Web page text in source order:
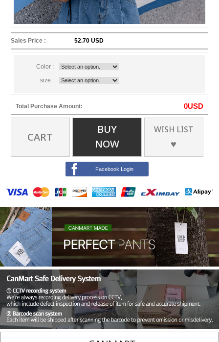
Sales Price : 52.70 USD
Color :
size :
Total Purchase Amount: 0USD
CART
BUY
NOW
WISH LIST
♥
Facebook Login